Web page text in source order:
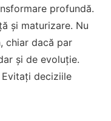
profundă.
și maturizare. Nu
chiar dacă par
și de evoluție.
Evitați deciziile